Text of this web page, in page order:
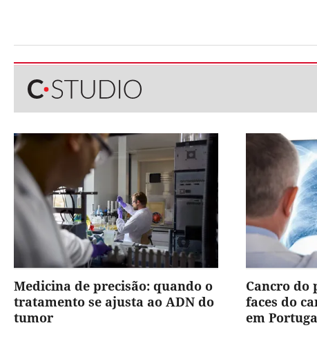
Medicina de precisão: quando o
tratamento se ajusta ao ADN do
tumor
Cancro do
faces do
em